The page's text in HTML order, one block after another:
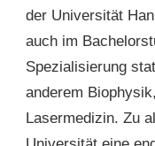
der Universität
auch im
Spezialisierung
anderem
Lasermedizin. Zu